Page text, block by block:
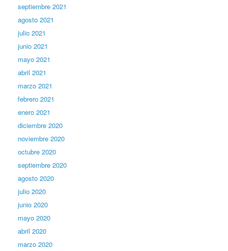
septiembre 2021
agosto 2021
julio 2021
junio 2021
mayo 2021
abril 2021
marzo 2021
febrero 2021
enero 2021
diciembre 2020
noviembre 2020
octubre 2020
septiembre 2020
agosto 2020
julio 2020
junio 2020
mayo 2020
abril 2020
marzo 2020